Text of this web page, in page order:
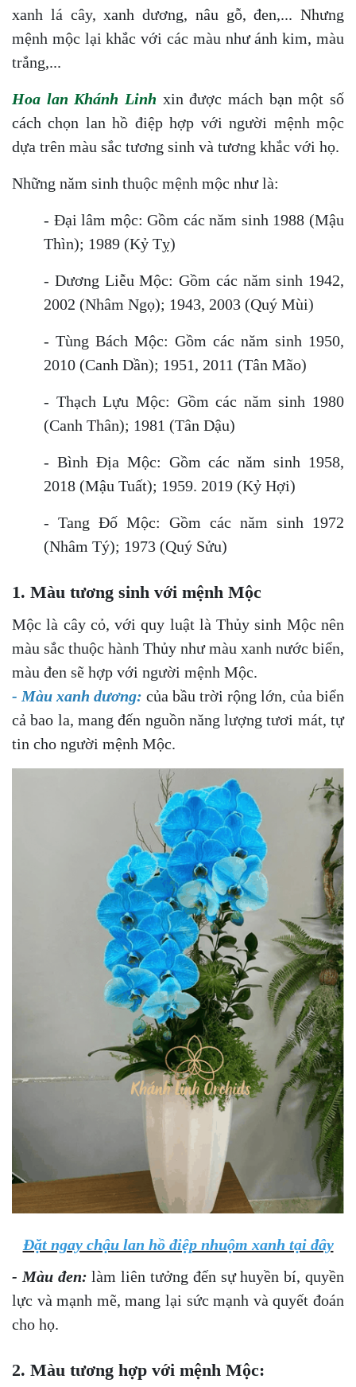
xanh lá cây, xanh dương, nâu gỗ, đen,... Nhưng
mệnh mộc lại khắc với các màu như ánh kim, màu
trắng,...
Hoa lan Khánh Linh xin được mách bạn một số
cách chọn lan hồ điệp hợp với người mệnh mộc
dựa trên màu sắc tương sinh và tương khắc với họ.
Những năm sinh thuộc mệnh mộc như là:
- Đại lâm mộc: Gồm các năm sinh 1988 (Mậu
Thìn); 1989 (Kỷ Tỵ)
- Dương Liễu Mộc: Gồm các năm sinh 1942,
2002 (Nhâm Ngọ); 1943, 2003 (Quý Mùi)
- Tùng Bách Mộc: Gồm các năm sinh 1950,
2010 (Canh Dần); 1951, 2011 (Tân Mão)
- Thạch Lựu Mộc: Gồm các năm sinh 1980
(Canh Thân); 1981 (Tân Dậu)
- Bình Địa Mộc: Gồm các năm sinh 1958,
2018 (Mậu Tuất); 1959. 2019 (Kỷ Hợi)
- Tang Đố Mộc: Gồm các năm sinh 1972
(Nhâm Tý); 1973 (Quý Sửu)
1. Màu tương sinh với mệnh Mộc
Mộc là cây cỏ, với quy luật là Thủy sinh Mộc nên
màu sắc thuộc hành Thủy như màu xanh nước biển,
màu đen sẽ hợp với người mệnh Mộc.
- Màu xanh dương: của bầu trời rộng lớn, của biển
cả bao la, mang đến nguồn năng lượng tươi mát, tự
tin cho người mệnh Mộc.
Đặt ngay chậu lan hồ điệp nhuộm xanh tại đây
- Màu đen: làm liên tưởng đến sự huyền bí, quyền
lực và mạnh mẽ, mang lại sức mạnh và quyết đoán
cho họ.
2. Màu tương hợp với mệnh Mộc: